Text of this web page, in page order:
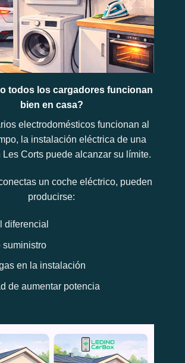
todos los cargadores funcionan
bien en casa?
electrodomésticos funcionan al
la instalación eléctrica de una
Corts puede alcanzar su límite.
un coche eléctrico, pueden
producirse:
diferencial
suministro
en la instalación
de aumentar potencia